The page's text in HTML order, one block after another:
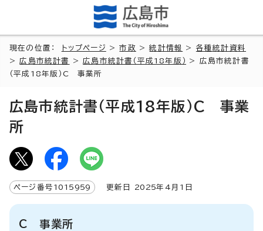
現在の位置： トップページ >市政 >統計情報 > 各種統計資料
>広島市統計書 >広島市統計書（平成18年版）
> 広島市統計書
（平成18年版）C 事業所
広島市統計書（平成18年版）C 事業
所
ページ番号 1015959 更新日 2025年4月1日
C 事業所